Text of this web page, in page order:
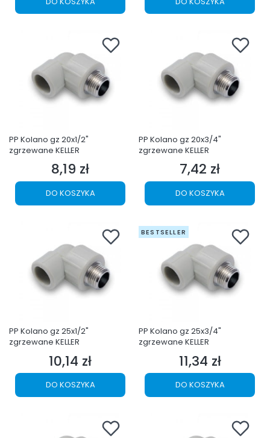
PP Kolano gz 20x1/2"
zgrzewane KELLER
Cena
8,19 zł
DO KOSZYKA
PP Kolano gz 20x3/4"
zgrzewane KELLER
Cena
7,42 zł
DO KOSZYKA
PP Kolano gz 25x1/2"
zgrzewane KELLER
Cena
10,14 zł
DO KOSZYKA
BESTSELLER
PP Kolano gz 25x3/4"
zgrzewane KELLER
Cena
11,34 zł
DO KOSZYKA